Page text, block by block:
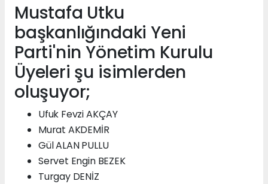
Mustafa Utku
başkanlığındaki Yeni
Parti'nin Yönetim Kurulu
Üyeleri şu isimlerden
oluşuyor;
Ufuk Fevzi AKÇAY
Murat AKDEMİR
Gül ALAN PULLU
Servet Engin BEZEK
Turgay DENİZ